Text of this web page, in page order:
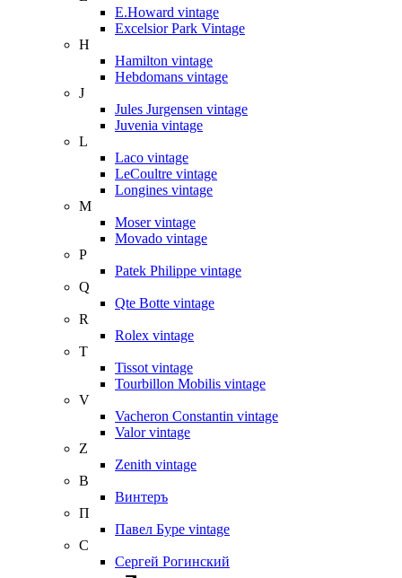
E.Howard vintage
Excelsior Park Vintage
H
Hamilton vintage
Hebdomans vintage
J
Jules Jurgensen vintage
Juvenia vintage
L
Laco vintage
LeCoultre vintage
Longines vintage
M
Moser vintage
Movado vintage
P
Patek Philippe vintage
Q
Qte Botte vintage
R
Rolex vintage
T
Tissot vintage
Tourbillon Mobilis vintage
V
Vacheron Constantin vintage
Valor vintage
Z
Zenith vintage
В
Винтеръ
П
Павел Буре vintage
С
Сергей Рогинский